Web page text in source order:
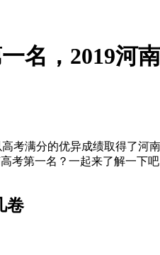
名，2019河
考满分的优异成绩取得了
考第一名？一起来了解一下吧
卷